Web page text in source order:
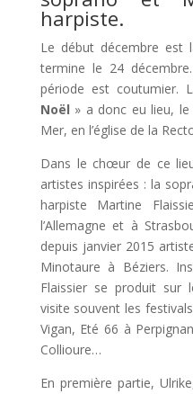
harpiste.
Le début décembre est
termine le 24
période est coutumier.
Noël » a donc eu lieu,
Mer, en l’église de la
Dans le chœur de ce
artistes inspirées : la
harpiste Martine
l’Allemagne et à
depuis janvier 2015
Minotaure à Béziers.
Flaissier se produit sur
visite souvent les
Vigan, Eté 66 à
Collioure…
En première partie,